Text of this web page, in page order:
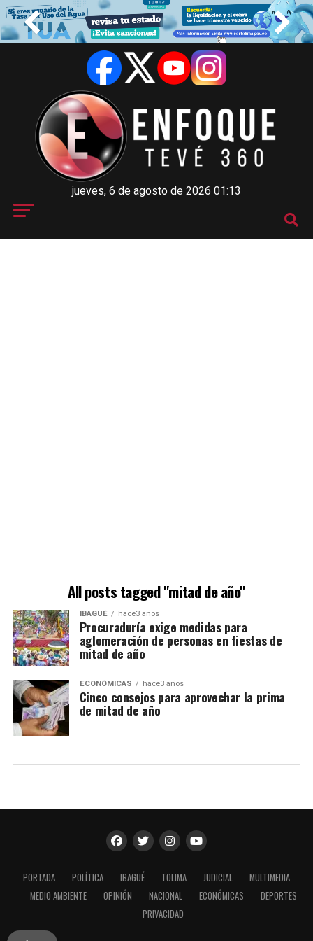
jueves, 6 de agosto de 2026 01:13
All posts tagged "mitad de año"
IBAGUÉ hace3 años
Procuraduría exige medidas para
aglomeración de personas en fiestas de
mitad de año
ECONÓMICAS hace3 años
Cinco consejos para aprovechar la prima
de mitad de año
PORTADA POLÍTICA IBAGUÉ TOLIMA JUDICIAL
MULTIMEDIA
MEDIO AMBIENTE
OPINIÓN NACIONAL ECONÓMICAS
DEPORTES
PRIVACIDAD